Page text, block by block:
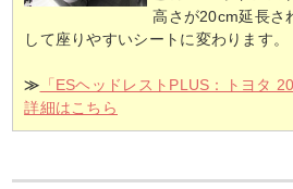
高さが20cm延長さ
して座りやすいシートに変わります。
≫ 「ESヘッドレストPLUS：トヨタ
詳細はこちら